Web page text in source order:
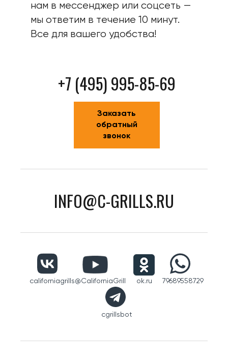
нам в мессенджер или соцсеть —
мы ответим в течение 10 минут.
Все для вашего удобства!
+7 (495) 995-85-69
Заказать
обратный
звонок
INFO@C-GRILLS.RU
californiagrills@CaliforniaGrill ok.ru 79689558729
cgrillsbot